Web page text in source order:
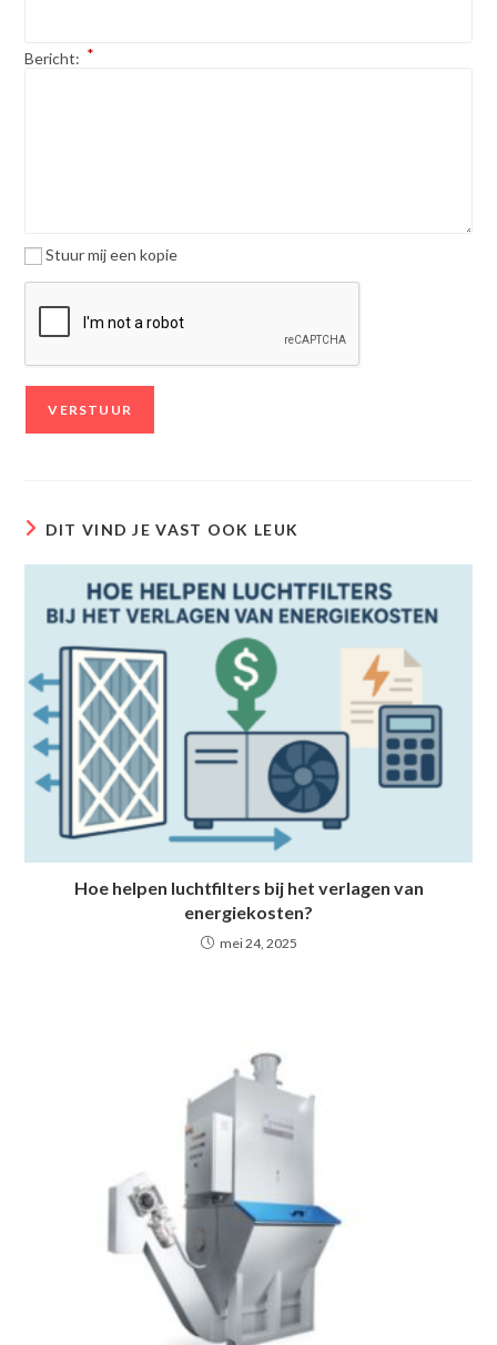
Bericht: *
Stuur mij een kopie
DIT VIND JE VAST OOK LEUK
Hoe helpen luchtfilters bij het verlagen van
energiekosten?
mei 24, 2025